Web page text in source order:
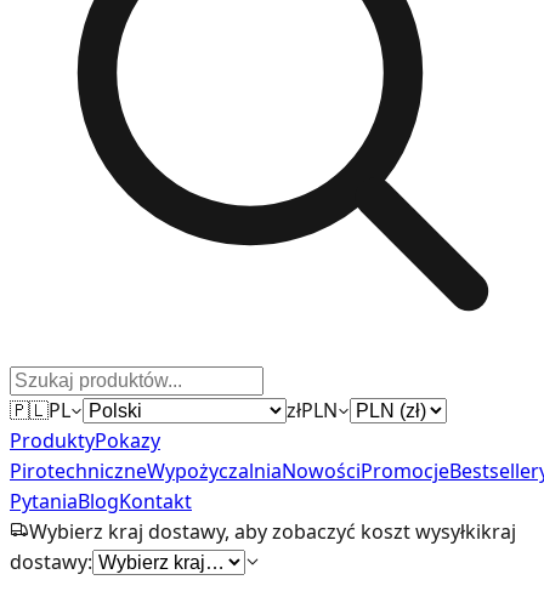
🇵🇱PL złPLN
ProduktyPokazy
PirotechniczneWypożyczalniaNowościPromocje
PytaniaBlogKontakt
Wybierz kraj dostawy, aby zobaczyć koszt wysyłkikraj
dostawy: